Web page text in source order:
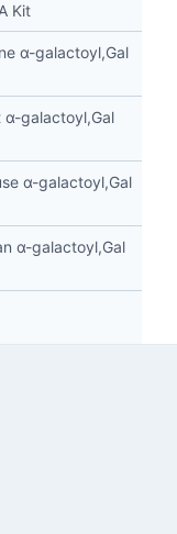
Kit
α-galactoyl,Gal
α-galactoyl,Gal
α-galactoyl,Gal
α-galactoyl,Gal